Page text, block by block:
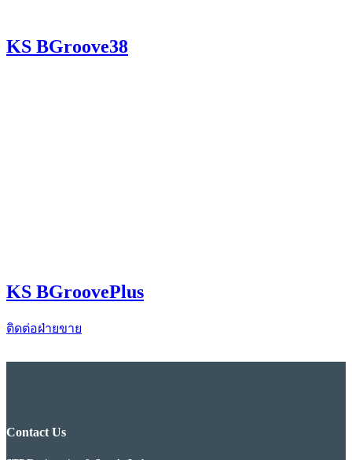
KS BGroove38
KS BGroovePlus
ติดต่อฝ่ายขาย
Contact Us